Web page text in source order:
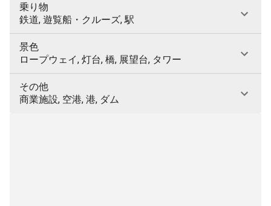
乗り物
鉄道, 遊覧船・クルーズ, 駅
景色
ロープウェイ, 灯台, 橋, 展望台, タワー
その他
商業施設, 空港, 港, ダム